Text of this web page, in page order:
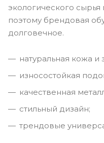
экологического
поэтому брендовая
долговечное.
натуральная кожа и
износостойкая
качественная
стильный дизайн;
трендовые